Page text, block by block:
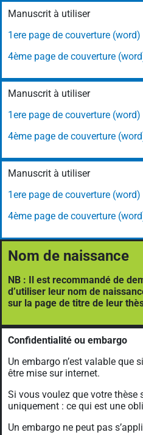
Manuscrit à utiliser
1ere page de couverture (word)
4ème page de couverture
Manuscrit à utiliser
1ere page de couverture (word)
4ème page de couverture
Manuscrit à utiliser
1ere page de couverture (word)
4ème page de couverture
Nom de naissance
NB : Il est recommandé de
d’utiliser leur nom de
sur la page de titre de leur
Confidentialité ou embargo
Un embargo n’est valable que
être mise sur internet.
Si vous voulez que votre thèse
uniquement : ce qui est une
Un embargo ne peut pas